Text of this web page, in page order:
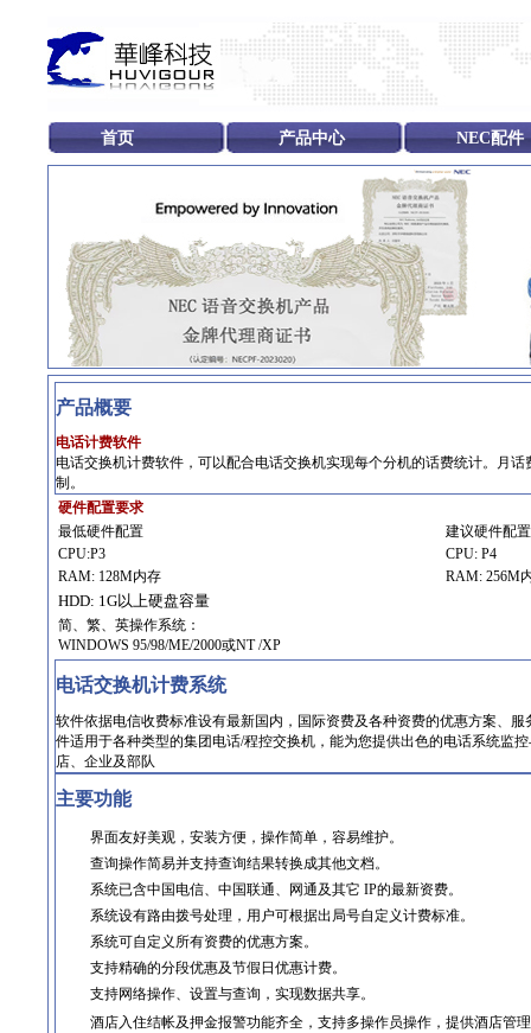
首页 产品中心 NEC配件
产品概要
电话计费软件
电话交换机计费软件，可以配合电话交换机实现每个分机的话费统计。月
制。
硬件配置要求
最低硬件配置
建议硬件配置
CPU:P3
CPU: P4
RAM: 128M内存
RAM: 256M
HDD: 1G以上硬盘容量
简、繁、英操作系统：
WINDOWS 95/98/ME/2000或NT /XP
电话交换机计费系统
软件依据电信收费标准设有最新国内，国际资费及各种资费的优惠方案、
件适用于各种类型的集团电话/程控交换机，能为您提供出色的电话系统监
店、企业及部队
主要功能
界面友好美观，安装方便，操作简单，容易维护。
查询操作简易并支持查询结果转换成其他文档。
系统已含中国电信、中国联通、网通及其它 IP的最新资费。
系统设有路由拨号处理，用户可根据出局号自定义计费标准。
系统可自定义所有资费的优惠方案。
支持精确的分段优惠及节假日优惠计费。
支持网络操作、设置与查询，实现数据共享。
酒店入住结帐及押金报警功能齐全，支持多操作员操作，提供酒店管